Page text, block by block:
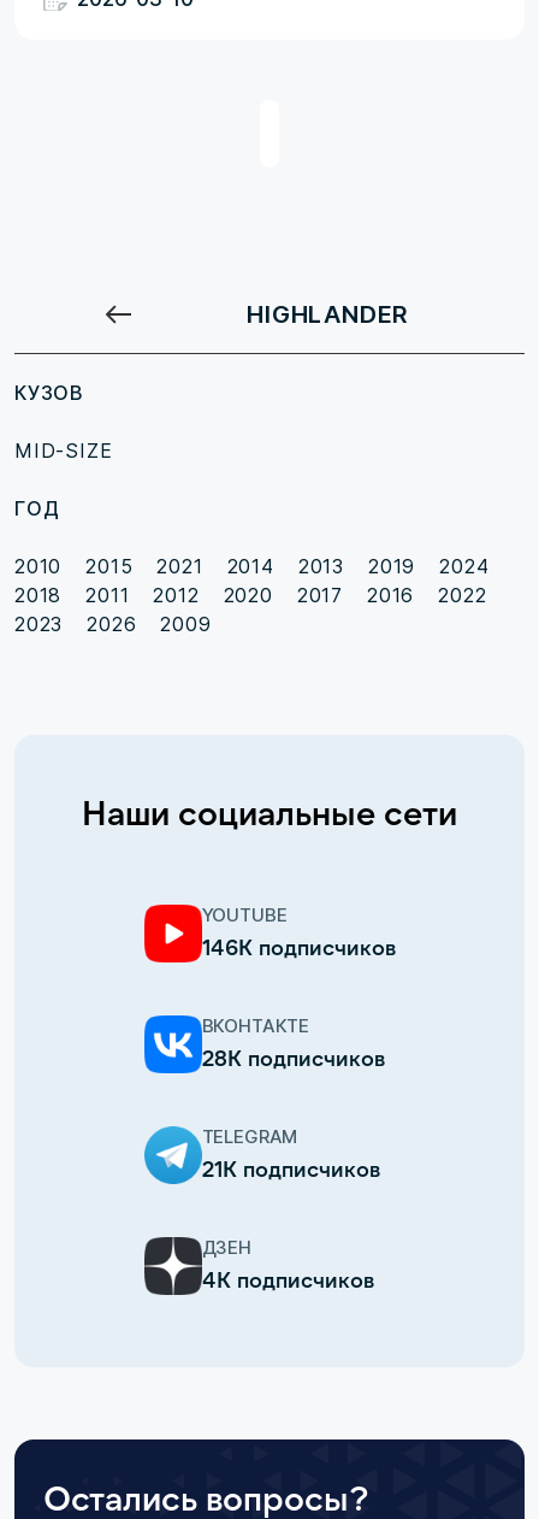
HIGHLANDER
КУЗОВ
MID-SIZE
ГОД
2010 2015 2021 2014 2013 2019
2024
2018
2011 2012 2020 2017 2016
2022
2023
2026 2009
Наши социальные сети
YOUTUBE
146К подписчиков
ВКОНТАКТЕ
28К подписчиков
TELEGRAM
21К подписчиков
ДЗЕН
4К подписчиков
Остались вопросы?